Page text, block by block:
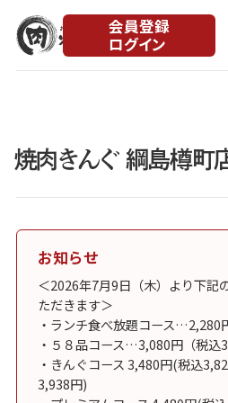
会員登録
ログイン
焼肉きんぐ 綱島樽町
お知らせ
＜2026年7月9日（木）より下記
ただきます＞
・ランチ食べ放題コース…2,280
・５８品コース…3,080円（税込
・きんぐコース 3,480円(税込
3,938円)